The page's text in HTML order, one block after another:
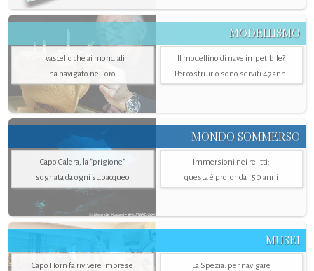
MODELLISMO
Il vascello che ai mondiali
ha navigato nell’oro
Il modellino di nave irripetibile?
Per costruirlo sono serviti 47 anni
MONDO SOMMERSO
Capo Galera, la "prigione"
sognata da ogni subacqueo
Immersioni nei relitti:
questa è profonda 150 anni
MUSEI
Capo Horn fa rivivere imprese
La Spezia. per navigare